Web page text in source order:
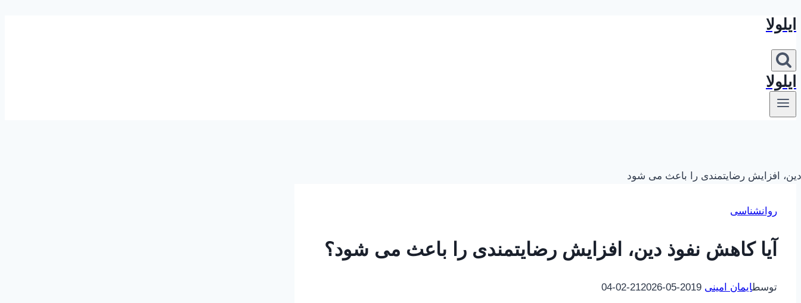
بازگشت
محتوا
ایلولا
ایلولا
روانشناسی
آیا کاهش نفوذ دین، افزایش رضایتمندی را باعث می شود؟
توسطایمان امینی 2019-05-21
2026-02-04